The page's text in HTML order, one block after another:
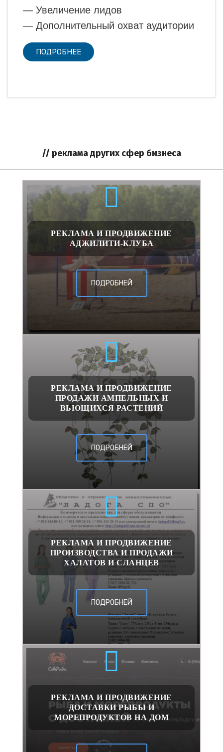
— Увеличение лидов
— Дополнительный охват аудитории
ПОДРОБНЕЕ
// реклама других сфер бизнеса
РЕКЛАМА И ПРОДВИЖЕНИЕ
АДЖИЛИТИ-КЛУБА
ПОДРОБНЕЙ
РЕКЛАМА И ПРОДВИЖЕНИЕ
ПРОДАЖИ АМПЕЛЬНЫХ И
ВЬЮЩИХСЯ РАСТЕНИЙ
ПОДРОБНЕЙ
РЕКЛАМА И ПРОДВИЖЕНИЕ
ПРОИЗВОДСТВА И ПРОДАЖИ
ХАЛАТОВ И СЛАНЦЕВ
ПОДРОБНЕЙ
РЕКЛАМА И ПРОДВИЖЕНИЕ
ДОСТАВКИ РЫБЫ И
МОРЕПРОДУКТОВ НА ДОМ